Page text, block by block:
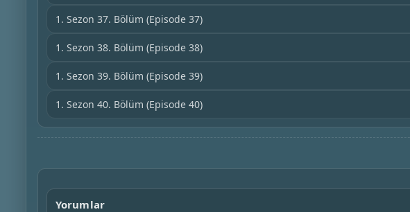
1. Sezon 37. Bölüm (Episode 37)
1. Sezon 38. Bölüm (Episode 38)
1. Sezon 39. Bölüm (Episode 39)
1. Sezon 40. Bölüm (Episode 40)
Yorumlar